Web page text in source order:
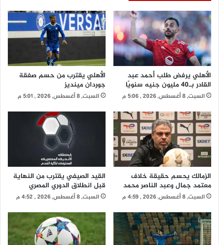
غياب ليونيل ميسي
الأهلي يرفض طلب أحمد عبد
القادر بـ40 مليون جنيه سنويًا
السبت, 8 أغسطس, 2026 , 5:06 م
الأهلي يقترب من حسم صفقة
جوردان مينديز
السبت, 8 أغسطس, 2026 , 5:01 م
الزمالك يحسم حقيقة خلاف
معتمد جمال وعبد الناصر محمد
السبت, 8 أغسطس, 2026 , 4:59 م
القيد الصيفي يقترب من النهاية
قبل انطلاق الدوري المصري
السبت, 8 أغسطس, 2026 , 4:52 م